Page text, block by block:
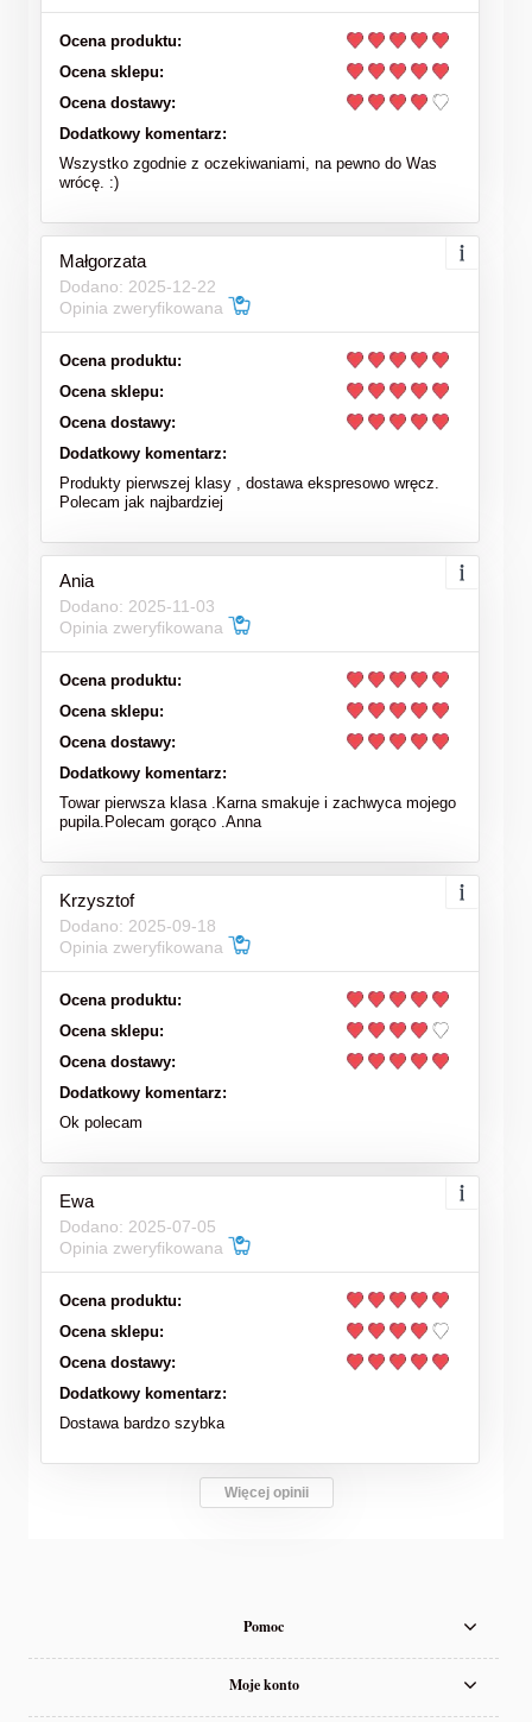
Ocena produktu:
Ocena sklepu:
Ocena dostawy:
Dodatkowy komentarz:
Wszystko zgodnie z oczekiwaniami, na pewno do Was
wrócę. :)
Małgorzata
Dodano: 2025-12-22
Opinia zweryfikowana
Ocena produktu:
Ocena sklepu:
Ocena dostawy:
Dodatkowy komentarz:
Produkty pierwszej klasy , dostawa ekspresowo wręcz.
Polecam jak najbardziej
Ania
Dodano: 2025-11-03
Opinia zweryfikowana
Ocena produktu:
Ocena sklepu:
Ocena dostawy:
Dodatkowy komentarz:
Towar pierwsza klasa .Karna smakuje i zachwyca mojego
pupila.Polecam gorąco .Anna
Krzysztof
Dodano: 2025-09-18
Opinia zweryfikowana
Ocena produktu:
Ocena sklepu:
Ocena dostawy:
Dodatkowy komentarz:
Ok polecam
Ewa
Dodano: 2025-07-05
Opinia zweryfikowana
Ocena produktu:
Ocena sklepu:
Ocena dostawy:
Dodatkowy komentarz:
Dostawa bardzo szybka
Więcej opinii
Pomoc
Moje konto